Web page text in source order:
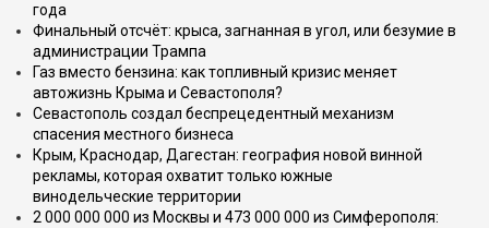
года
Финальный отсчёт: крыса, загнанная в угол, или безумие в
администрации Трампа
Газ вместо бензина: как топливный кризис меняет
автожизнь Крыма и Севастополя?
Севастополь создал беспрецедентный механизм
спасения местного бизнеса
Крым, Краснодар, Дагестан: география новой винной
рекламы, которая охватит только южные
винодельческие территории
2 000 000 000 из Москвы и 473 000 000 из Симферополя: